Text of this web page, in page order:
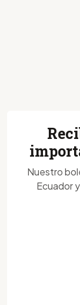
Nuestro
Ecuador